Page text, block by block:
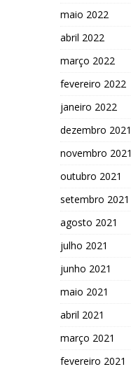
maio 2022
abril 2022
março 2022
fevereiro 2022
janeiro 2022
dezembro 2021
novembro 2021
outubro 2021
setembro 2021
agosto 2021
julho 2021
junho 2021
maio 2021
abril 2021
março 2021
fevereiro 2021